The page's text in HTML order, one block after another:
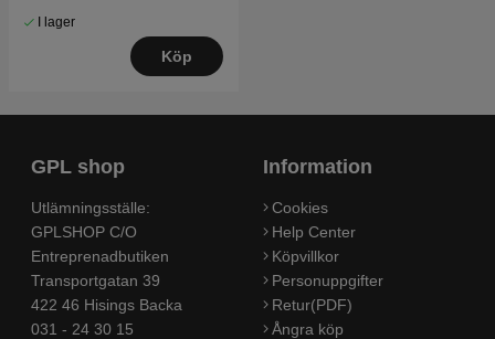
I lager
Köp
GPL shop
Utlämningsställe:
GPLSHOP C/O
Entreprenadbutiken
Transportgatan 39
422 46 Hisings Backa
031 - 24 30 15
Information
Cookies
Help Center
Köpvillkor
Personuppgifter
Retur(PDF)
Ångra köp